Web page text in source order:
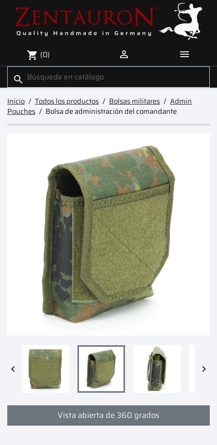
shopping_cart (0)  
search
Inicio Todos los productos Bolsas militares
Admin
Pouches
Bolsa de administración del comandante
 
Vista abierta de 360 grados